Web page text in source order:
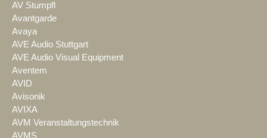
AV Stumpfl
Avantgarde
Avaya
AVE Audio Stuttgart
AVE Audio Visual Equipment
Aventem
AVID
Avisonik
AVIXA
AVM Veranstaltungstechnik
AVMS